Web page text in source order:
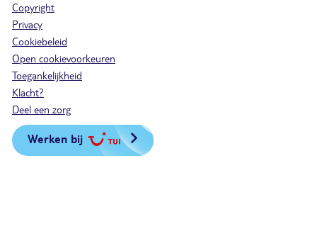
Copyright
Privacy
Cookiebeleid
Open cookievoorkeuren
Toegankelijkheid
Klacht?
Deel een zorg
Werken bij